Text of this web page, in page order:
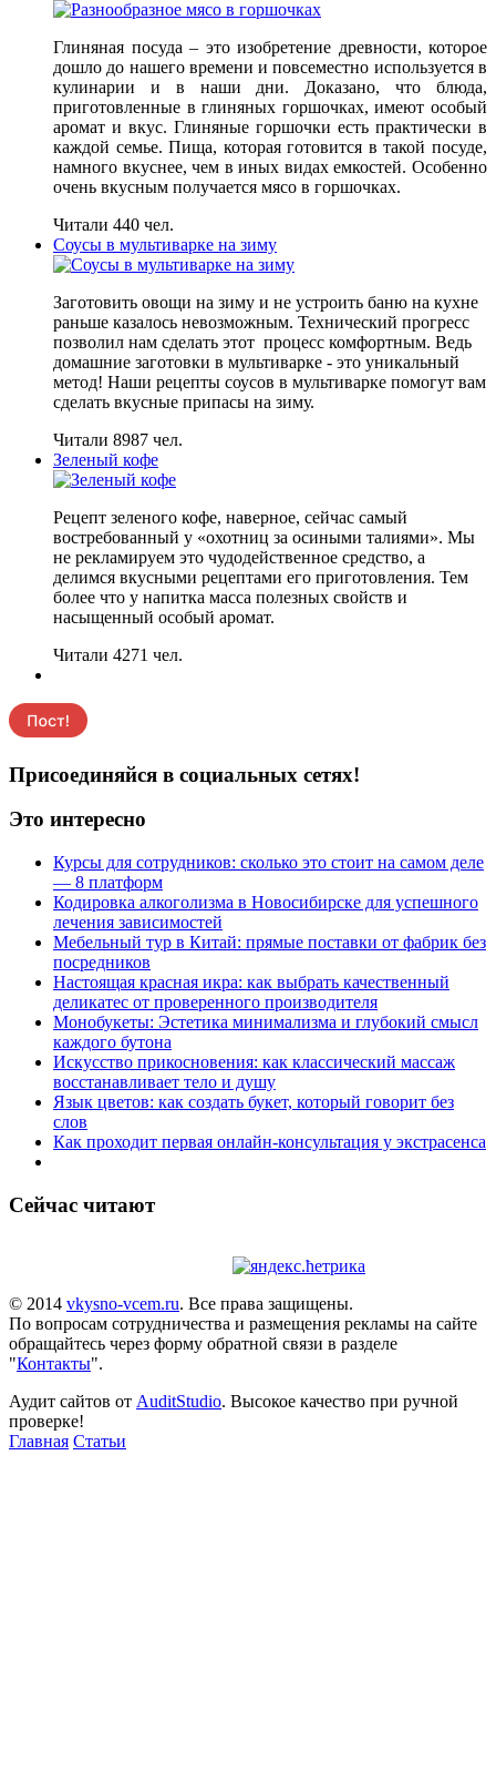
Глиняная посуда – это изобретение древности, которое
дошло до нашего времени и повсеместно используется в
кулинарии и в наши дни. Доказано, что блюда,
приготовленные в глиняных горшочках, имеют особый
аромат и вкус. Глиняные горшочки есть практически в
каждой семье. Пища, которая готовится в такой посуде,
намного вкуснее, чем в иных видах емкостей. Особенно
очень вкусным получается мясо в горшочках.
Читали 440 чел.
Соусы в мультиварке на зиму
Заготовить овощи на зиму и не устроить баню на кухне
раньше казалось невозможным. Технический прогресс
позволил нам сделать этот процесс комфортным. Ведь
домашние заготовки в мультиварке - это уникальный
метод! Наши рецепты соусов в мультиварке помогут вам
сделать вкусные припасы на зиму.
Читали 8987 чел.
Зеленый кофе
Рецепт зеленого кофе, наверное, сейчас самый
востребованный у «охотниц за осиными талиями». Мы
не рекламируем это чудодейственное средство, а
делимся вкусными рецептами его приготовления. Тем
более что у напитка масса полезных свойств и
насыщенный особый аромат.
Читали 4271 чел.
Присоединяйся в социальных сетях!
Это интересно
Курсы для сотрудников: сколько это стоит на самом деле
— 8 платформ
Кодировка алкоголизма в Новосибирске для успешного
лечения зависимостей
Мебельный тур в Китай: прямые поставки от фабрик без
посредников
Настоящая красная икра: как выбрать качественный
деликатес от проверенного производителя
Монобукеты: Эстетика минимализма и глубокий смысл
каждого бутона
Искусство прикосновения: как классический массаж
восстанавливает тело и душу
Язык цветов: как создать букет, который говорит без
слов
Как проходит первая онлайн-консультация у экстрасенса
Сейчас читают
© 2014 vkysno-vcem.ru. Все права защищены.
По вопросам сотрудничества и размещения рекламы на сайте
обращайтесь через форму обратной связи в разделе
"Контакты".
Аудит сайтов от AuditStudio. Высокое качество при ручной
проверке!
Главная Статьи